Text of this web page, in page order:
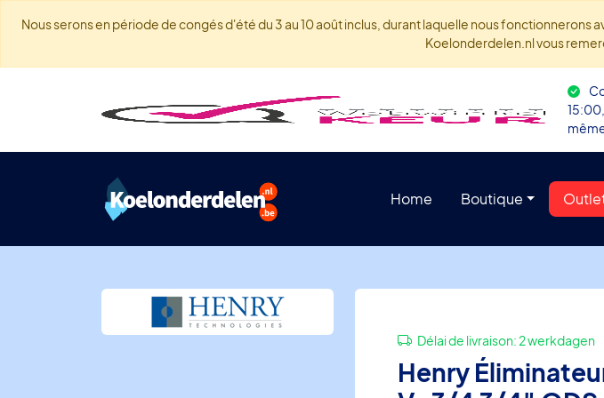
Nous serons en période de congés d'été du 3 au 10 août inclus, durant laquelle nous
Koelonderdelen.nl vous
Home Boutique
Délai de livraison:2 werkdagen
Henry